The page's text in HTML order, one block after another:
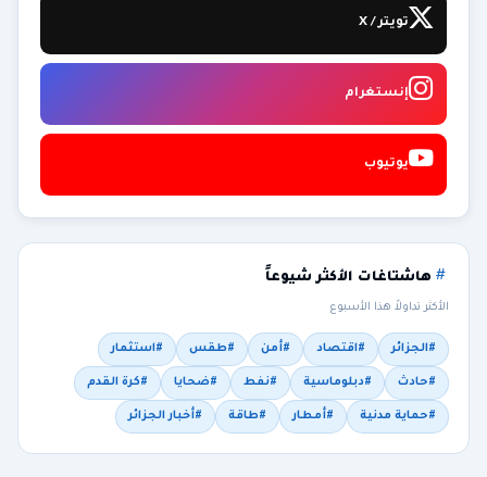
تويتر / X
إنستغرام
يوتيوب
هاشتاغات الأكثر شيوعاً
الأكثر تداولاً هذا الأسبوع
#الجزائر #اقتصاد #أمن #طقس #استثمار
#حادث #دبلوماسية #نفط #ضحايا #كرة القدم
#حماية مدنية #أمطار #طاقة #أخبار الجزائر